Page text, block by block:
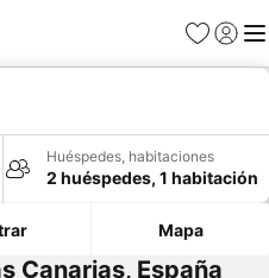
Favoritos
Iniciar
Huéspedes, habitaciones
2 huéspedes, 1 habitación
Mapa
Canarias, España